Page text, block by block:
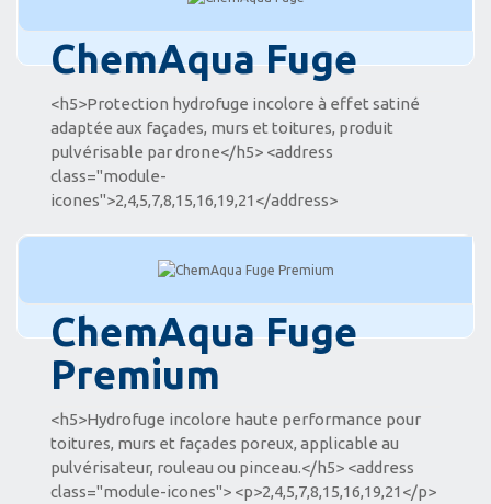
ChemAqua Fuge
<h5>Protection hydrofuge incolore à effet satiné
adaptée aux façades, murs et toitures, produit
pulvérisable par drone</h5> <address
class="module-
icones">2,4,5,7,8,15,16,19,21</address>
ChemAqua Fuge
Premium
<h5>Hydrofuge incolore haute performance pour
toitures, murs et façades poreux, applicable au
pulvérisateur, rouleau ou pinceau.</h5> <address
class="module-icones"> <p>2,4,5,7,8,15,16,19,21</p>